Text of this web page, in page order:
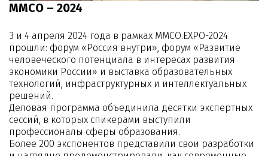
ММСО – 2024
3 и 4 апреля 2024 года в рамках ММСО.EXPO-2024
прошли: форум «Россия внутри», форум «Развитие
человеческого потенциала в интересах развития
экономики России» и выставка образовательных
технологий, инфраструктурных и интеллектуальных
решений.
Деловая программа объединила десятки экспертных
сессий, в которых спикерами выступили
профессионалы сферы образования.
Более 200 экспонентов представили свои разработки